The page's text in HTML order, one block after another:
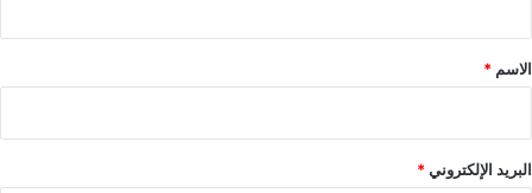
*
الاسم *
البريد الإلكتروني*